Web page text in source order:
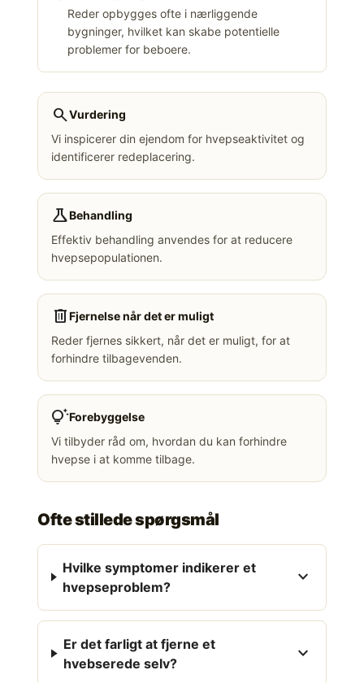
Reder opbygges ofte i nærliggende
bygninger, hvilket kan skabe potentielle
problemer for beboere.
searchVurdering
Vi inspicerer din ejendom for hvepseaktivitet og
identificerer redeplacering.
scienceBehandling
Effektiv behandling anvendes for at reducere
hvepsepopulationen.
deleteFjernelse når det er muligt
Reder fjernes sikkert, når det er muligt, for at
forhindre tilbagevenden.
tips_and_updatesForebyggelse
Vi tilbyder råd om, hvordan du kan forhindre
hvepse i at komme tilbage.
Ofte stillede spørgsmål
Hvilke symptomer indikerer et
hvepseproblem?
expand_more
Er det farligt at fjerne et
hvebserede selv?
expand_more